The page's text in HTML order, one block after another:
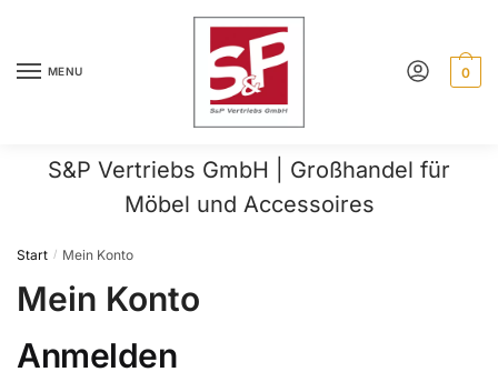
navigation
contentMENU 0
S&P Vertriebs GmbH | Großhandel für
Möbel und Accessoires
Start / Mein Konto
Mein Konto
Anmelden